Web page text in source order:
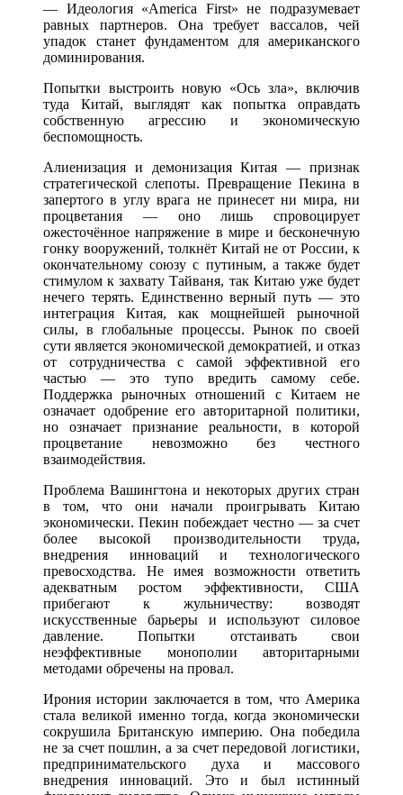
— Идеология «America First» не подразумевает
равных партнеров. Она требует вассалов, чей
упадок станет фундаментом для американского
доминирования.
Попытки выстроить новую «Ось зла», включив
туда Китай, выглядят как попытка оправдать
собственную агрессию и экономическую
беспомощность.
Алиенизация и демонизация Китая — признак
стратегической слепоты. Превращение Пекина в
запертого в углу врага не принесет ни мира, ни
процветания — оно лишь спровоцирует
ожесточённое напряжение в мире и бесконечную
гонку вооружений, толкнёт Китай не от России, к
окончательному союзу с путиным, а также будет
стимулом к захвату Тайваня, так Китаю уже будет
нечего терять. Единственно верный путь — это
интеграция Китая, как мощнейшей рыночной
силы, в глобальные процессы. Рынок по своей
сути является экономической демократией, и отказ
от сотрудничества с самой эффективной его
частью — это тупо вредить самому себе.
Поддержка рыночных отношений с Китаем не
означает одобрение его авторитарной политики,
но означает признание реальности, в которой
процветание невозможно без честного
взаимодействия.
Проблема Вашингтона и некоторых других стран
в том, что они начали проигрывать Китаю
экономически. Пекин побеждает честно — за счет
более высокой производительности труда,
внедрения инноваций и технологического
превосходства. Не имея возможности ответить
адекватным ростом эффективности, США
прибегают к жульничеству: возводят
искусственные барьеры и используют силовое
давление. Попытки отстаивать свои
неэффективные монополии авторитарными
методами обречены на провал.
Ирония истории заключается в том, что Америка
стала великой именно тогда, когда экономически
сокрушила Британскую империю. Она победила
не за счет пошлин, а за счет передовой логистики,
предпринимательского духа и массового
внедрения инноваций. Это и был истинный